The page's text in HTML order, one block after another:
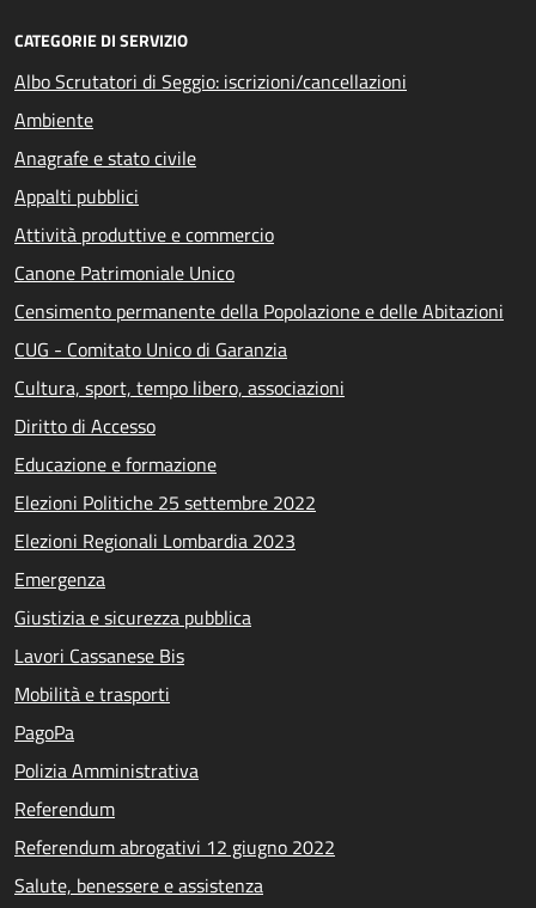
CATEGORIE DI SERVIZIO
Albo Scrutatori di Seggio: iscrizioni/cancellazioni
Ambiente
Anagrafe e stato civile
Appalti pubblici
Attività produttive e commercio
Canone Patrimoniale Unico
Censimento permanente della Popolazione e delle Abitazioni
CUG - Comitato Unico di Garanzia
Cultura, sport, tempo libero, associazioni
Diritto di Accesso
Educazione e formazione
Elezioni Politiche 25 settembre 2022
Elezioni Regionali Lombardia 2023
Emergenza
Giustizia e sicurezza pubblica
Lavori Cassanese Bis
Mobilità e trasporti
PagoPa
Polizia Amministrativa
Referendum
Referendum abrogativi 12 giugno 2022
Salute, benessere e assistenza